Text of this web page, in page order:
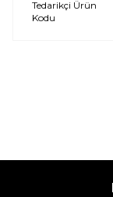
Tedarikçi Ürün
Kodu